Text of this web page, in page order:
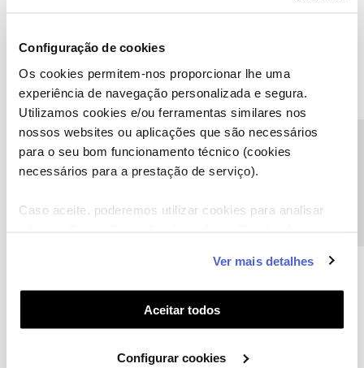
Configuração de cookies
Os cookies permitem-nos proporcionar lhe uma
experiência de navegação personalizada e segura.
Utilizamos cookies e/ou ferramentas similares nos
nossos websites ou aplicações que são necessários
para o seu bom funcionamento técnico (cookies
necessários para a prestação de serviço).
Caso aceite, poderemos utilizar cookies para analisar
funcionalidades (cookies de personalização e
funcionalidade) e adaptar anúncios aos seus interesses
(cookies de publicidade personalizada). Pode gerir a
utilização dos cookies clicando em "Configurar
Ver mais detalhes
Aceitar todos
Configurar cookies
Descubra as novidades de julho
Hall of Fame de julho
17 soluções